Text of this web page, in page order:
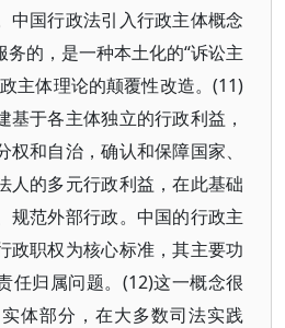
中国行政法引入行政主体概念
的，是一种本土化的“诉讼主
主体理论的颠覆性改造。(11)
基于各主体独立的行政利益，
和自治，确认和保障国家、
人的多元行政利益，在此基础
规范外部行政。中国的行政主
政职权为核心标准，其主要功
任归属问题。(12)这一概念很
体部分，在大多数司法实践